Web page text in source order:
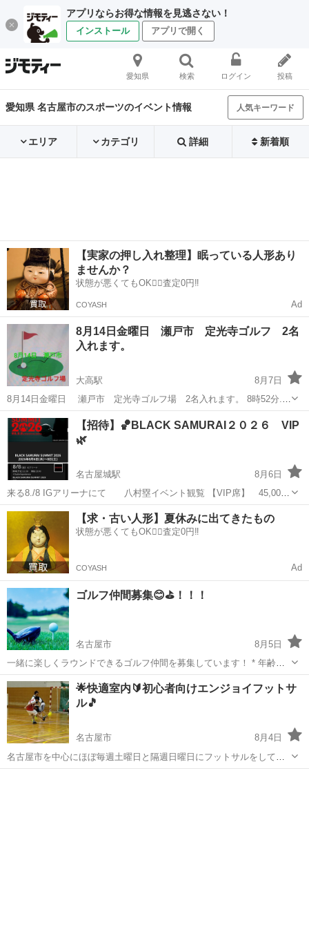
アプリならお得な情報を見逃さない！
インストール アプリで開く
愛知県 検索 ログイン 投稿
愛知県 名古屋市のスポーツのイベント情報 人気キーワード
エリア カテゴリ 詳細 新着順
【実家の押し入れ整理】眠っている人形あり
ませんか？
状態が悪くてもOK🙆‍♀️査定0円‼️
COYASH Ad
8月14日金曜日 瀬戸市 定光寺ゴルフ 2名
入れます。
大高駅
8月7日
8月14日金曜日 瀬戸市 定光寺ゴルフ場 2名入れます。 8時52分.9
時スタート 2組コンペです、キャンセル出たので募集致します。 当
日は下記コンペがゴルフ場主催であります。 前半9ホールのハーフ集
計競技。 ...
愛知 名古屋市 大高駅
【招待】🏀BLACK SAMURAI２０２６ VIP
🌿
名古屋城駅
8月6日
来る8./8 IGアリーナにて 八村塁イベント観覧 【VIP席】 45,000
円相当です、同行に限る
愛知 名古屋市 名古屋城駅 スポーツ
【求・古い人形】夏休みに出てきたもの
状態が悪くてもOK🙆‍♀️査定0円‼️
COYASH Ad
ゴルフ仲間募集😊⛳️！！！
名古屋市
8月5日
一緒に楽しくラウンドできるゴルフ仲間を募集しています！ * 年齢・
性別問いません * スコアは気にせず楽しく回れる方歓迎 * 初心者〜上
級者まで大歓迎 * 平日・土日どちらも調整可能です まずは打ちっぱな
し...
愛知 名古屋市 スポーツ 打ちっぱなし
🌟快適室内🔰初心者向けエンジョイフットサ
ル🎵
名古屋市
8月4日
名古屋市を中心にほぼ毎週土曜日と隔週日曜日にフットサルをしてま
す！ 空調完備の体育館でやっているので天候も気温も気にせずにフッ